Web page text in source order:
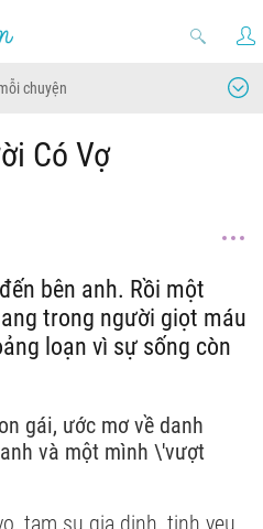
chuyện
Có Vợ
bên anh. Rồi một
trong người giọt máu
loạn vì sự sống còn
gái, ước mơ về danh
và một mình \'vượt